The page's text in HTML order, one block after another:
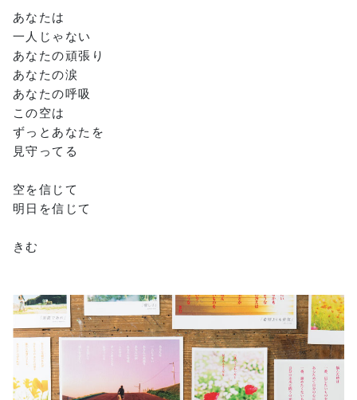
あなたは
一人じゃない
あなたの頑張り
あなたの涙
あなたの呼吸
この空は
ずっとあなたを
見守ってる
空を信じて
明日を信じて
きむ